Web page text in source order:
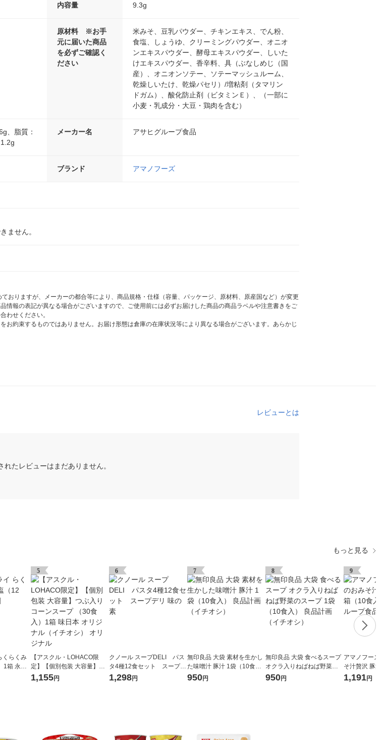
内容量 9.3g
原材料 ※お手
元に届いた商品
を必ずご確認く
ださい
米みそ、豆乳パウダー、チキンエキス、でん粉、
食塩、しょうゆ、クリーミングパウダー、オニオ
ンエキスパウダー、酵母エキスパウダー、しいた
けエキスパウダー、香辛料、具（ぶなしめじ（国
産）、オニオンソテー、ソテーマッシュルーム、
乾燥しいたけ、乾燥パセリ）/増粘剤（タマリン
ドガム）、酸化防止剤（ビタミンＥ）、（一部に
小麦・乳成分・大豆・鶏肉を含む）
、脂質：
メーカー名 アサヒグループ食品
ブランド アマノフーズ
ません。
おりますが、メーカーの都合等により、商品規格・仕様（容量、パッケージ、原材料、原産国など）が変更
情報の表記が異なる場合がございますので、ご使用前には必ずお届けした商品の商品ラベルや注意書きをご
わせください。
お約束するものではありません。お届け形態は倉庫の在庫状況等により異なる場合がございます。あらかじ
レビューとは
れたレビューはまだありません。
もっと見る
くらくみ
1箱 永谷
5
【アスクル・LOHACO限
定】【個別包装 大容量】つ
ぶ入り コーンスープ （30食
1,155円
6
クノール スープDELI パス
タ4種12食セット スープデ
リ 味の素
1,298円
7
無印良品 大袋 素材を生かし
た味噌汁 豚汁 1袋（10食
入） 良品計画（イチオシ）
950円
8
無印良品 大袋 食べるスープ
オクラ入りねばねば野菜の
スープ 1袋（10食入） 良品
950円
9
アマノフーズ
そ汁贅沢 豚汁
入） アサヒグ
1,191円